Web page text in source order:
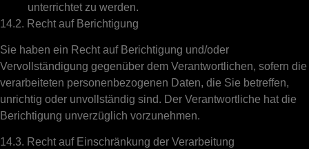
unterrichtet zu werden.
14.2. Recht auf Berichtigung
Sie haben ein Recht auf Berichtigung und/oder
Vervollständigung gegenüber dem Verantwortlichen, sofern die
verarbeiteten personenbezogenen Daten, die Sie betreffen,
unrichtig oder unvollständig sind. Der Verantwortliche hat die
Berichtigung unverzüglich vorzunehmen.
14.3. Recht auf Einschränkung der Verarbeitung